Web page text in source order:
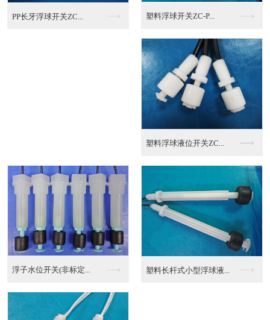
连杆式浮球液位开关 连杆浮球液位开关（非...
连杆郝斯曼接头液位开...
浮球液位控制器ZC-...